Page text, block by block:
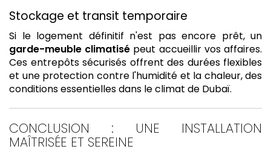
Stockage et transit temporaire
Si le logement définitif n'est pas encore prêt, un
garde-meuble climatisé peut accueillir vos affaires.
Ces entrepôts sécurisés offrent des durées flexibles
et une protection contre l'humidité et la chaleur, des
conditions essentielles dans le climat de Dubaï.
CONCLUSION : UNE INSTALLATION
MAÎTRISÉE ET SEREINE